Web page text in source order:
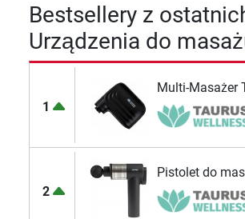
Bestsellery z
Urządzenia do
1
Multi-Masażer
2
Pistolet do